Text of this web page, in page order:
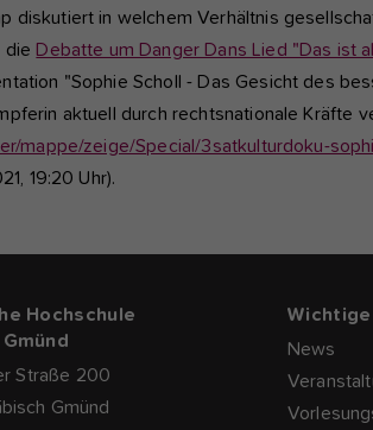
diskutiert in welchem Verhältnis
die Debatte um Danger Dans Lied "Das ist
"Sophie Scholl - Das Gesicht des
aktuell durch rechtsnationale Kräfte
mappe/zeige/Special/3satkulturdoku-
19:20 Uhr).
Hochschule
Straße 200
Gmünd
News